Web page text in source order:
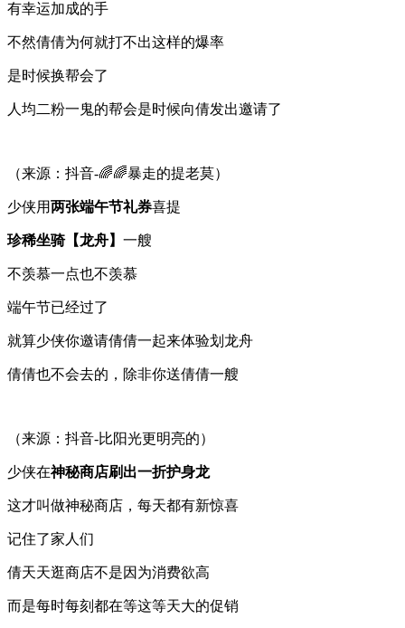
有幸运加成的手
不然倩倩为何就打不出这样的爆率
是时候换帮会了
人均二粉一鬼的帮会是时候向倩发出邀请了
（来源：抖音-🌈🌈暴走的提老莫）
少侠用两张端午节礼券喜提
珍稀坐骑【龙舟】 一艘
不羡慕一点也不羡慕
端午节已经过了
就算少侠你邀请倩倩一起来体验划龙舟
倩倩也不会去的，除非你送倩倩一艘
（来源：抖音-比阳光更明亮的）
少侠在神秘商店刷出一折护身龙
这才叫做神秘商店，每天都有新惊喜
记住了家人们
倩天天逛商店不是因为消费欲高
而是每时每刻都在等这等天大的促销